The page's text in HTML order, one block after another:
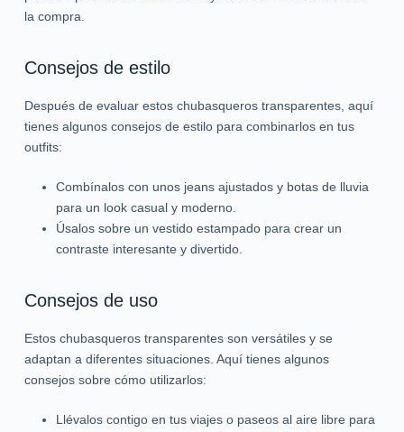
la compra.
Consejos de estilo
Después de evaluar estos chubasqueros transparentes, aquí
tienes algunos consejos de estilo para combinarlos en tus
outfits:
Combínalos con unos jeans ajustados y botas de lluvia
para un look casual y moderno.
Úsalos sobre un vestido estampado para crear un
contraste interesante y divertido.
Consejos de uso
Estos chubasqueros transparentes son versátiles y se
adaptan a diferentes situaciones. Aquí tienes algunos
consejos sobre cómo utilizarlos:
Llévalos contigo en tus viajes o paseos al aire libre para